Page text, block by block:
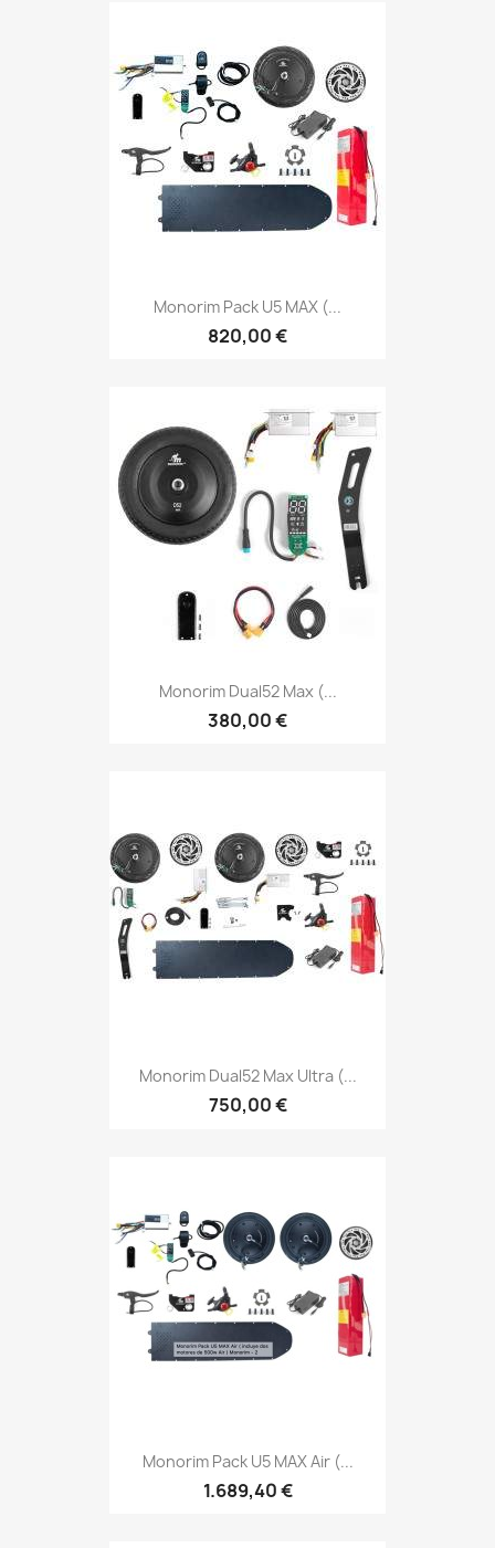
Monorim Pack U5 MAX (...
820,00 €
Monorim Dual52 Max (...
380,00 €
Monorim Dual52 Max Ultra (...
750,00 €
Monorim Pack U5 MAX Air (...
1.689,40 €